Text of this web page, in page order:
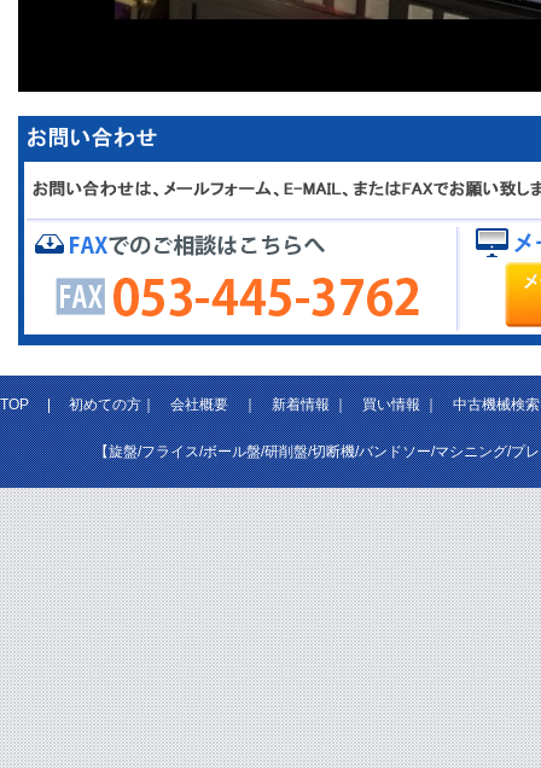
TOP|初めての方｜会社概要｜新着情報｜買い情報｜中古機械検索
【旋盤/フライス/ボール盤/研削盤/切断機/バンドソー/マシニング/プ